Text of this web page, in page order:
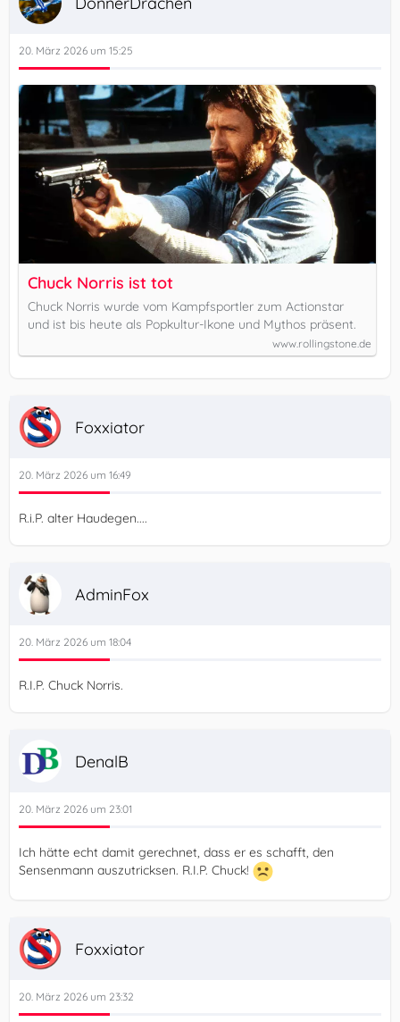
20. März 2026 um 15:25
Chuck Norris ist tot
Chuck Norris wurde vom Kampfsportler zum Actionstar
und ist bis heute als Popkultur-Ikone und Mythos präsent.
www.rollingstone.de
Foxxiator
20. März 2026 um 16:49
R.i.P. alter Haudegen....
AdminFox
20. März 2026 um 18:04
R.I.P. Chuck Norris.
DenalB
20. März 2026 um 23:01
Ich hätte echt damit gerechnet, dass er es schafft, den
Sensenmann auszutricksen. R.I.P. Chuck!
Foxxiator
20. März 2026 um 23:32